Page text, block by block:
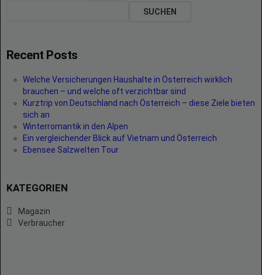
SUCHEN
Recent Posts
Welche Versicherungen Haushalte in Österreich wirklich
brauchen – und welche oft verzichtbar sind
Kurztrip von Deutschland nach Österreich – diese Ziele bieten
sich an
Winterromantik in den Alpen
Ein vergleichender Blick auf Vietnam und Österreich
Ebensee Salzwelten Tour
KATEGORIEN
Magazin
Verbraucher